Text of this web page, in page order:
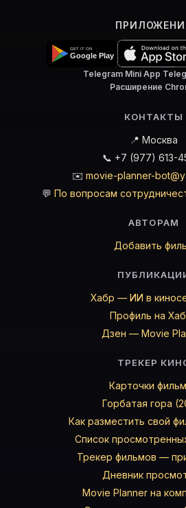
Telegram Mini App·
Расширение
КОНТАКТЫ
📍 Москва
📞 +7 (977) 613-
✉️ movie-planner-
💬 По вопросам
АВТОРАМ
Добавить
Хабр — ИИ в
Профиль на
Дзен — Movie
ТРЕКЕР
Карточки
Горбатая гора
Как разместить свой
Список
Трекер фильмов —
Дневник
Movie Planner на